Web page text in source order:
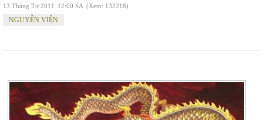
13 Tháng Tư 2011 12:00 SA (Xem: 132218)
NGUYỄN VIỆN